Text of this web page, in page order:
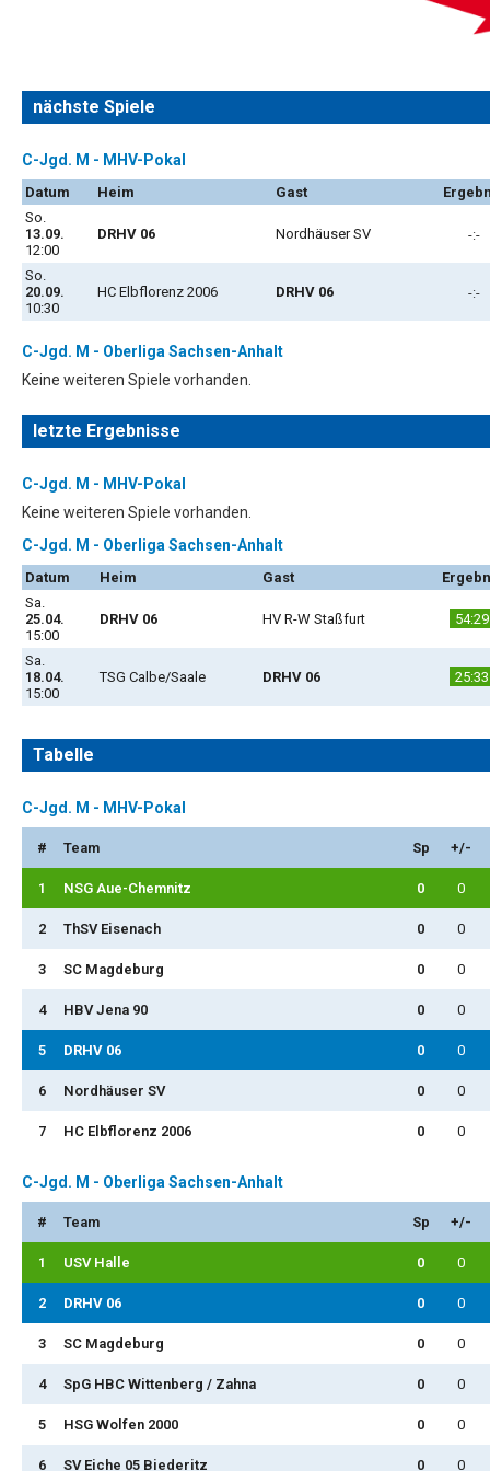
nächste Spiele
C-Jgd. M - MHV-Pokal
Datum Heim Gast
So.
13.09.
12:00
DRHV 06 Nordhäuser SV -:-
So.
20.09.
10:30
HC Elbflorenz 2006 DRHV 06 -:-
C-Jgd. M - Oberliga Sachsen-Anhalt
Keine weiteren Spiele vorhanden.
letzte Ergebnisse
C-Jgd. M - MHV-Pokal
Keine weiteren Spiele vorhanden.
C-Jgd. M - Oberliga Sachsen-Anhalt
Datum Heim Gast
Sa.
25.04.
15:00
DRHV 06 HV R-W Staßfurt 54:29
Sa.
18.04.
15:00
TSG Calbe/Saale DRHV 06 25:33
Tabelle
C-Jgd. M - MHV-Pokal
# Team Sp +/-
1 NSG Aue-Chemnitz 0 0
2 ThSV Eisenach 0 0
3 SC Magdeburg 0 0
4 HBV Jena 90 0 0
5 DRHV 06 0 0
6 Nordhäuser SV 0 0
7 HC Elbflorenz 2006 0 0
C-Jgd. M - Oberliga Sachsen-Anhalt
# Team Sp +/-
1 USV Halle 0 0
2 DRHV 06 0 0
3 SC Magdeburg 0 0
4 SpG HBC Wittenberg / Zahna 0 0
5 HSG Wolfen 2000 0 0
6 SV Eiche 05 Biederitz 0 0